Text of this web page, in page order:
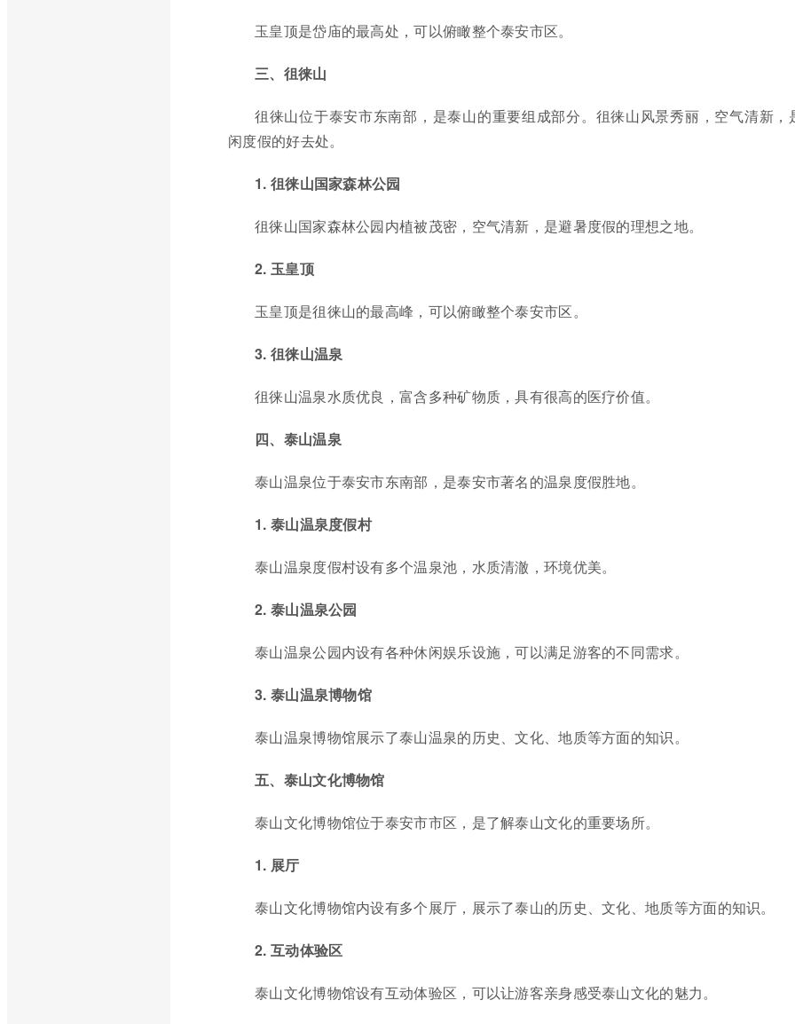
玉皇顶是岱庙的最高处，可以俯瞰整个泰安市区。
三、徂徕山
徂徕山位于泰安市东南部，是泰山的重要组成部分。徂徕山风景秀丽，空气清新，
闲度假的好去处。
1. 徂徕山国家森林公园
徂徕山国家森林公园内植被茂密，空气清新，是避暑度假的理想之地。
2. 玉皇顶
玉皇顶是徂徕山的最高峰，可以俯瞰整个泰安市区。
3. 徂徕山温泉
徂徕山温泉水质优良，富含多种矿物质，具有很高的医疗价值。
四、泰山温泉
泰山温泉位于泰安市东南部，是泰安市著名的温泉度假胜地。
1. 泰山温泉度假村
泰山温泉度假村设有多个温泉池，水质清澈，环境优美。
2. 泰山温泉公园
泰山温泉公园内设有各种休闲娱乐设施，可以满足游客的不同需求。
3. 泰山温泉博物馆
泰山温泉博物馆展示了泰山温泉的历史、文化、地质等方面的知识。
五、泰山文化博物馆
泰山文化博物馆位于泰安市市区，是了解泰山文化的重要场所。
1. 展厅
泰山文化博物馆内设有多个展厅，展示了泰山的历史、文化、地质等方面的知识。
2. 互动体验区
泰山文化博物馆设有互动体验区，可以让游客亲身感受泰山文化的魅力。